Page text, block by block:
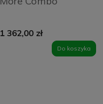
1 362,00 zł
Do koszyka